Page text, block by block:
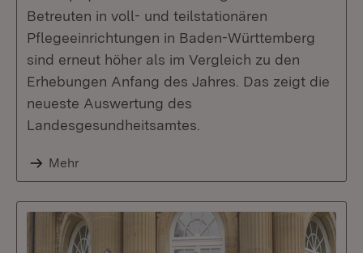
Betreuten in voll- und teilstationären
Pflegeeinrichtungen in Baden-Württemberg
sind erneut höher als im Vergleich zu den
Erhebungen Anfang des Jahres. Das zeigt die
neueste Auswertung des
Landesgesundheitsamtes.
Mehr